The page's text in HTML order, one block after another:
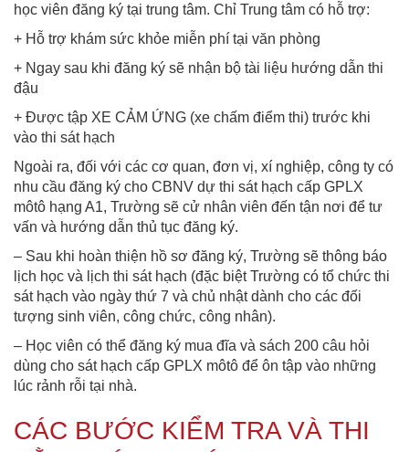
học viên đăng ký tại trung tâm. Chỉ Trung tâm có hỗ trợ:
+ Hỗ trợ khám sức khỏe miễn phí tại văn phòng
+ Ngay sau khi đăng ký sẽ nhận bộ tài liệu hướng dẫn thi
đậu
+ Được tập XE CẢM ỨNG (xe chấm điểm thi) trước khi
vào thi sát hạch
Ngoài ra, đối với các cơ quan, đơn vị, xí nghiệp, công ty có
nhu cầu đăng ký cho CBNV dự thi sát hạch cấp GPLX
môtô hạng A1, Trường sẽ cử nhân viên đến tận nơi để tư
vấn và hướng dẫn thủ tục đăng ký.
– Sau khi hoàn thiện hồ sơ đăng ký, Trường sẽ thông báo
lịch học và lịch thi sát hạch (đặc biệt Trường có tổ chức thi
sát hạch vào ngày thứ 7 và chủ nhật dành cho các đối
tượng sinh viên, công chức, công nhân).
– Học viên có thể đăng ký mua đĩa và sách 200 câu hỏi
dùng cho sát hạch cấp GPLX môtô để ôn tập vào những
lúc rảnh rỗi tại nhà.
CÁC BƯỚC KIỂM TRA VÀ THI